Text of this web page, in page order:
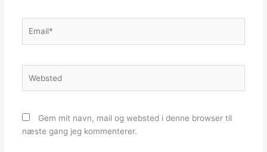
Gem mit navn, mail og websted i denne browser til
næste gang jeg kommenterer.